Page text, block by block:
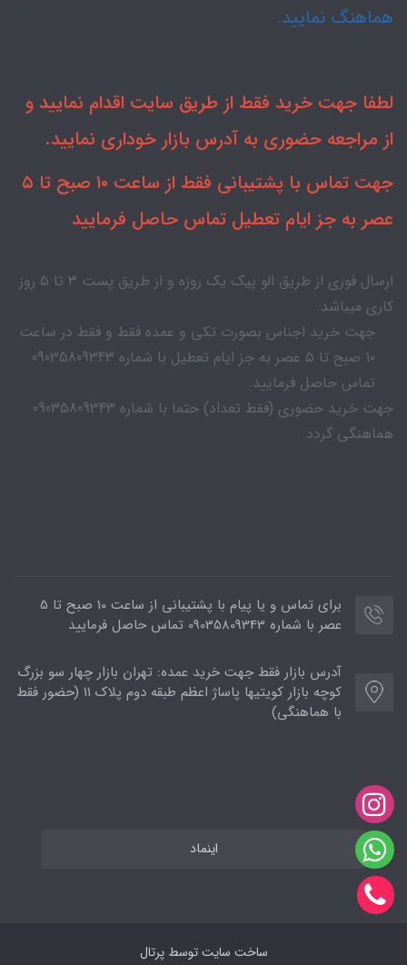
هماهنگ نمایید.
لطفا جهت خرید فقط از طریق سایت اقدام نمایید و
از مراجعه حضوری به آدرس بازار خوداری نمایید.
جهت تماس با پشتیبانی فقط از ساعت ۱۰ صبح تا ۵
عصر به جز ایام تعطیل تماس حاصل فرمایید
ارسال فوری از طریق الو پیک یک روزه و از طریق پست ۳ تا ۵ روز
کاری میباشد.
جهت خرید اجناس بصورت تکی و عمده فقط و فقط در ساعت
۱۰ صبح تا ۵ عصر به جز ایام تعطیل با شماره 09035809343
تماس حاصل فرمایید.
جهت خرید حضوری (فقط تعداد) حتما با شماره 09035809343
هماهنگی گردد.
برای تماس و یا پیام با پشتیبانی از ساعت 10 صبح تا 5
عصر با شماره 09035809343 تماس حاصل فرمایید
آدرس بازار فقط جهت خرید عمده: تهران بازار چهار سو بزرگ
کوچه بازار کویتیها پاساژ اعظم طبقه دوم پلاک ۱۱ (حضور فقط
با هماهنگی)
اینماد
ساخت سایت توسطپرتال